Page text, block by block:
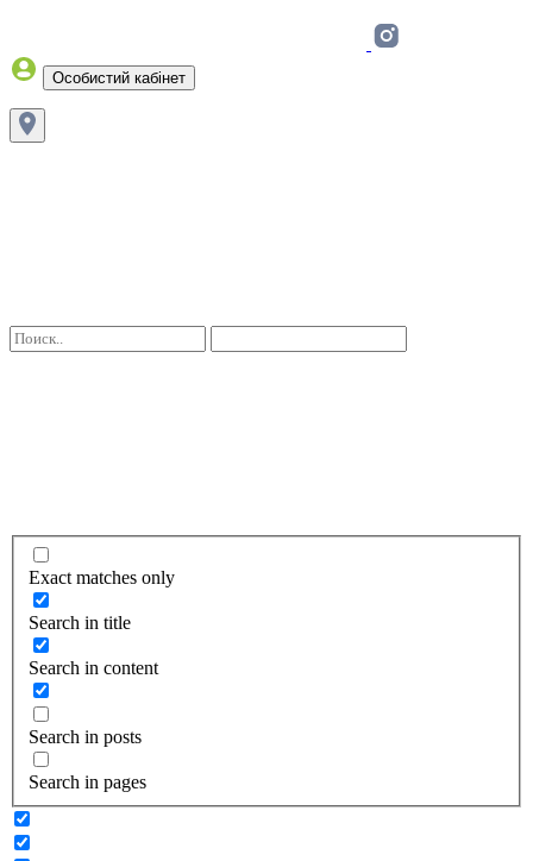
Особистий кабінет
Exact matches only
Search in title
Search in content
Search in posts
Search in pages